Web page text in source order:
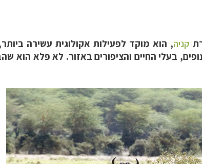
קניה, הוא מוקד לפעילות אקולוגית עשירה
בעלי החיים והציפורים באזור. לא פלא הוא